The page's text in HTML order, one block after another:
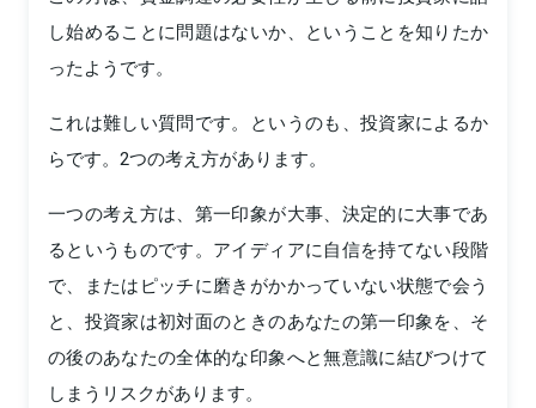
し始めることに問題はないか、ということを知りたか
ったようです。
これは難しい質問です。というのも、投資家によるか
らです。2つの考え方があります。
一つの考え方は、第一印象が大事、決定的に大事であ
るというものです。アイディアに自信を持てない段階
で、またはピッチに磨きがかかっていない状態で会う
と、投資家は初対面のときのあなたの第一印象を、そ
の後のあなたの全体的な印象へと無意識に結びつけて
しまうリスクがあります。